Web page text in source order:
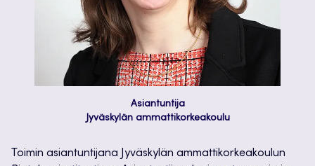
Asiantuntija
Jyväskylän ammattikorkeakoulu
Toimin asiantuntijana Jyväskylän ammattikorkeakoulun